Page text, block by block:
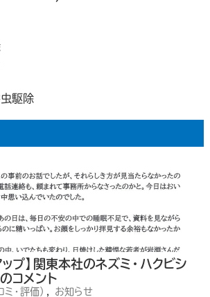
駆除
ップ】関東本社のネズミ・ハクビシ
コメント
・評価） ,
お知らせ